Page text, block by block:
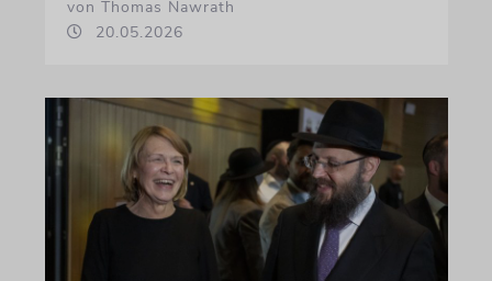
von Thomas Nawrath
20.05.2026